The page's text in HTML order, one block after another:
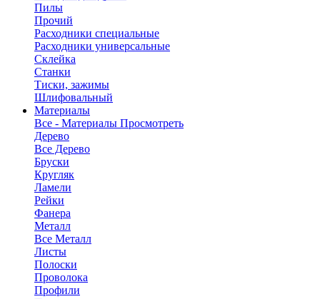
Пилы
Прочий
Расходники специальные
Расходники универсальные
Склейка
Станки
Тиски, зажимы
Шлифовальный
Материалы
Все - Материалы Просмотреть
Дерево
Все Дерево
Бруски
Кругляк
Ламели
Рейки
Фанера
Металл
Все Металл
Листы
Полоски
Проволока
Профили